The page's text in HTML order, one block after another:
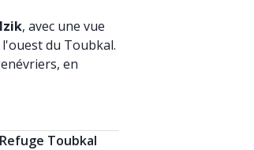
, avec une vue
du Toubkal.
en
Toubkal